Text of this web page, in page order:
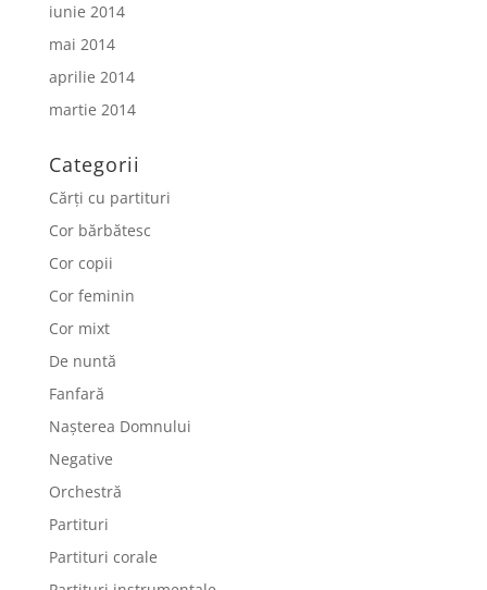
iunie 2014
mai 2014
aprilie 2014
martie 2014
Categorii
Cărți cu partituri
Cor bărbătesc
Cor copii
Cor feminin
Cor mixt
De nuntă
Fanfară
Nașterea Domnului
Negative
Orchestră
Partituri
Partituri corale